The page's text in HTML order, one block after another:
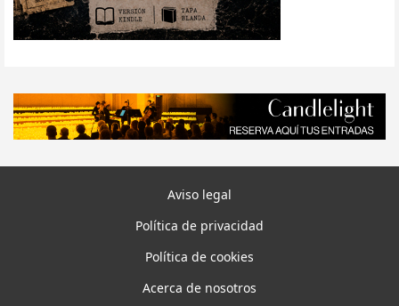
Aviso legal
Política de privacidad
Política de cookies
Acerca de nosotros